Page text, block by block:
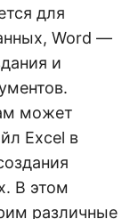
для
Word —
и
может
Excel в
В этом
различные